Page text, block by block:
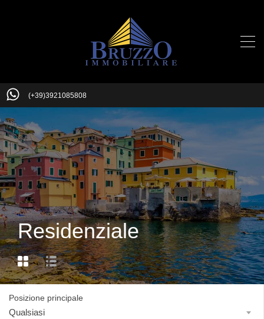
(+39)3921085808
Residenziale
Posizione principale
Qualsiasi